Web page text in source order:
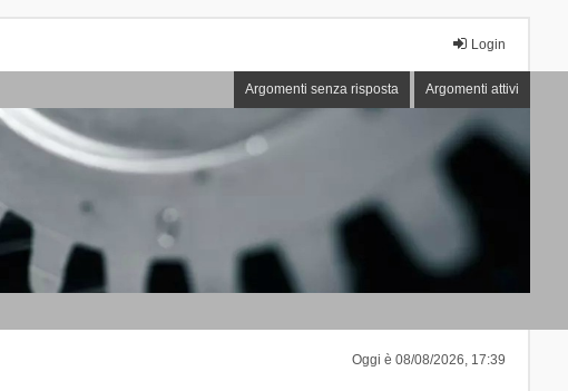
Login
Argomenti senza risposta Argomenti attivi
Oggi è 08/08/2026, 17:39